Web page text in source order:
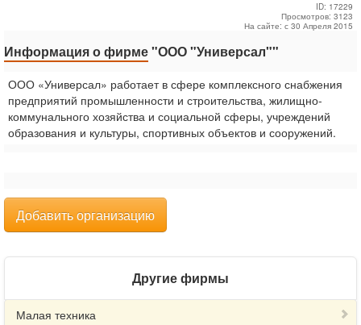
ID: 17229
Просмотров: 3123
На сайте: с 30 Апреля 2015
Информация о фирме"ООО "Универсал""
ООО «Универсал» работает в сфере комплексного снабжения
предприятий промышленности и строительства, жилищно-
коммунального хозяйства и социальной сферы, учреждений
образования и культуры, спортивных объектов и сооружений.
Добавить организацию
Другие фирмы
Малая техника